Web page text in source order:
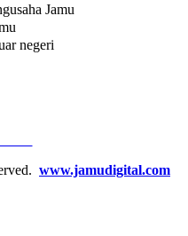
Jamu
negeri
www.jamudigital.com